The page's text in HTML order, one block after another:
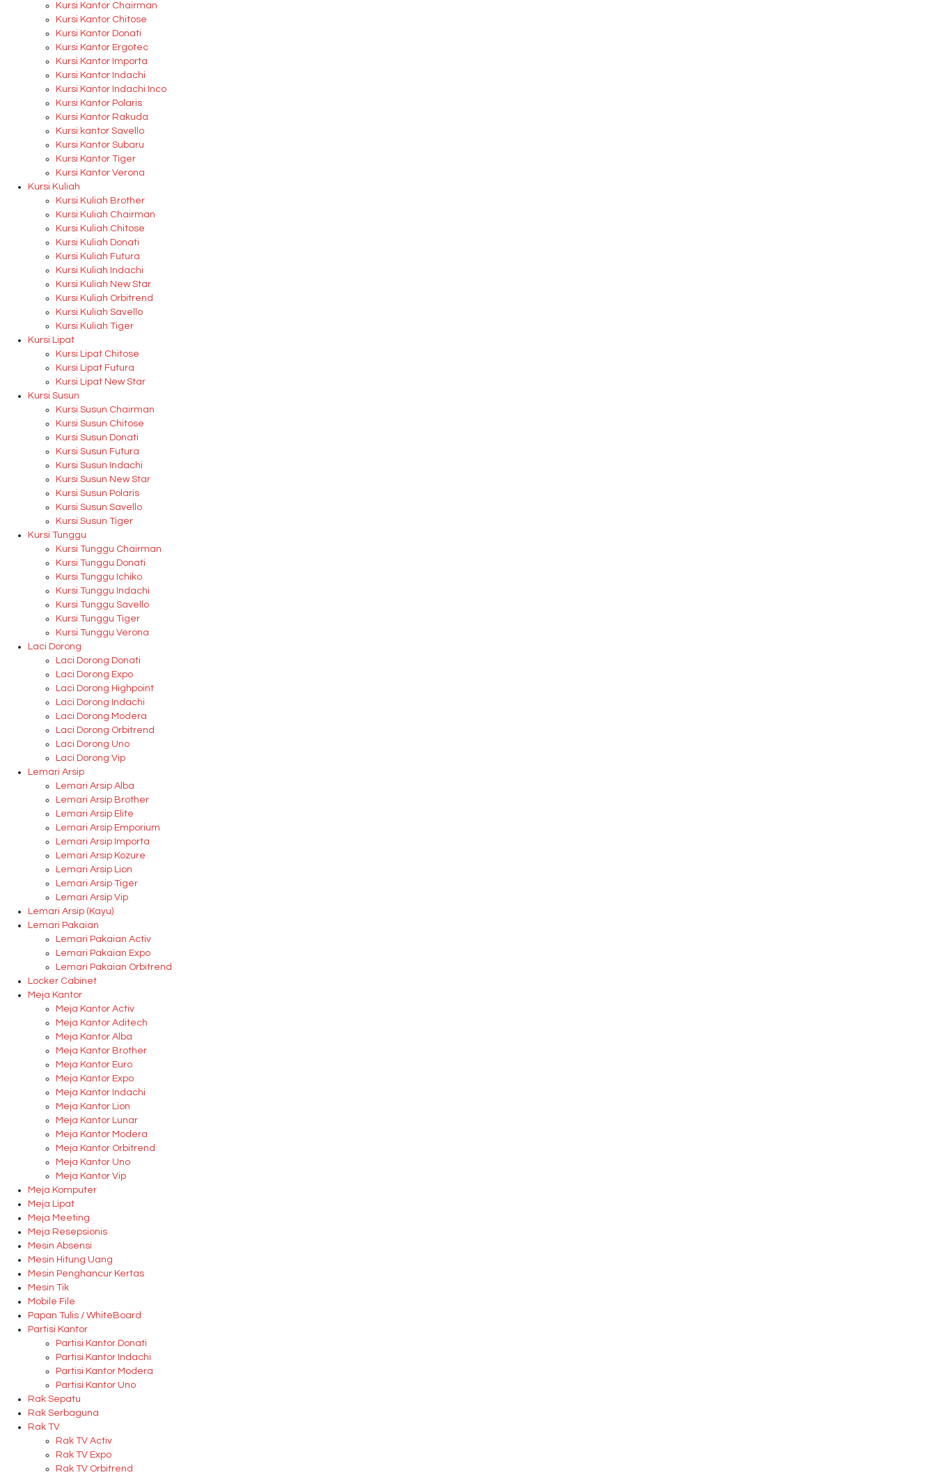
Kursi Kantor Chairman
Kursi Kantor Chitose
Kursi Kantor Donati
Kursi Kantor Ergotec
Kursi Kantor Importa
Kursi Kantor Indachi
Kursi Kantor Indachi Inco
Kursi Kantor Polaris
Kursi Kantor Rakuda
Kursi kantor Savello
Kursi Kantor Subaru
Kursi Kantor Tiger
Kursi Kantor Verona
Kursi Kuliah
Kursi Kuliah Brother
Kursi Kuliah Chairman
Kursi Kuliah Chitose
Kursi Kuliah Donati
Kursi Kuliah Futura
Kursi Kuliah Indachi
Kursi Kuliah New Star
Kursi Kuliah Orbitrend
Kursi Kuliah Savello
Kursi Kuliah Tiger
Kursi Lipat
Kursi Lipat Chitose
Kursi Lipat Futura
Kursi Lipat New Star
Kursi Susun
Kursi Susun Chairman
Kursi Susun Chitose
Kursi Susun Donati
Kursi Susun Futura
Kursi Susun Indachi
Kursi Susun New Star
Kursi Susun Polaris
Kursi Susun Savello
Kursi Susun Tiger
Kursi Tunggu
Kursi Tunggu Chairman
Kursi Tunggu Donati
Kursi Tunggu Ichiko
Kursi Tunggu Indachi
Kursi Tunggu Savello
Kursi Tunggu Tiger
Kursi Tunggu Verona
Laci Dorong
Laci Dorong Donati
Laci Dorong Expo
Laci Dorong Highpoint
Laci Dorong Indachi
Laci Dorong Modera
Laci Dorong Orbitrend
Laci Dorong Uno
Laci Dorong Vip
Lemari Arsip
Lemari Arsip Alba
Lemari Arsip Brother
Lemari Arsip Elite
Lemari Arsip Emporium
Lemari Arsip Importa
Lemari Arsip Kozure
Lemari Arsip Lion
Lemari Arsip Tiger
Lemari Arsip Vip
Lemari Arsip (Kayu)
Lemari Pakaian
Lemari Pakaian Activ
Lemari Pakaian Expo
Lemari Pakaian Orbitrend
Locker Cabinet
Meja Kantor
Meja Kantor Activ
Meja Kantor Aditech
Meja Kantor Alba
Meja Kantor Brother
Meja Kantor Euro
Meja Kantor Expo
Meja Kantor Indachi
Meja Kantor Lion
Meja Kantor Lunar
Meja Kantor Modera
Meja Kantor Orbitrend
Meja Kantor Uno
Meja Kantor Vip
Meja Komputer
Meja Lipat
Meja Meeting
Meja Resepsionis
Mesin Absensi
Mesin Hitung Uang
Mesin Penghancur Kertas
Mesin Tik
Mobile File
Papan Tulis / WhiteBoard
Partisi Kantor
Partisi Kantor Donati
Partisi Kantor Indachi
Partisi Kantor Modera
Partisi Kantor Uno
Rak Sepatu
Rak Serbaguna
Rak TV
Rak TV Activ
Rak TV Expo
Rak TV Orbitrend